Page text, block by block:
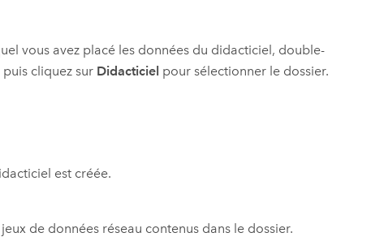
vous avez placé les données du didacticiel, double-
puis cliquez sur Didacticiel pour sélectionner le dossier.
est créée.
de données réseau contenus dans le dossier.